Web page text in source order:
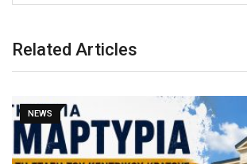
Related Articles
NEWS